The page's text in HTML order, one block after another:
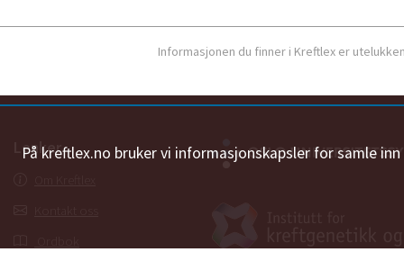
På kreftlex.no bruker vi informasjonskapsler for samle
Informasjonen du finner i Kreftlex er
Lenker